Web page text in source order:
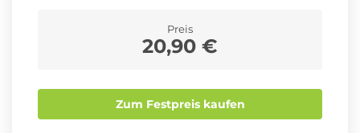
Login
Preis
20,90 €
Zum Festpreis kaufen